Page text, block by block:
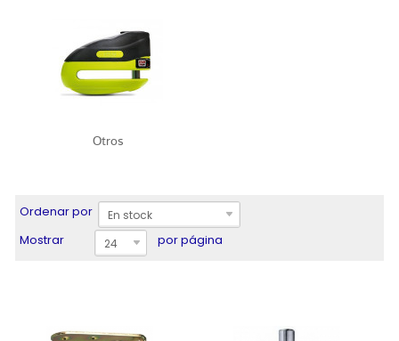
Otros
Ordenar por En stock
Mostrar 24 por página